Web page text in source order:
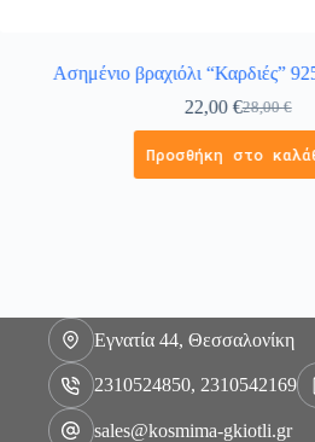
Ασημένιο βραχιόλι “Καρδιές”
28,00€
22,00 €
Προσθήκη στο
Εγνατία 44, Θεσσαλονίκη
2310524850, 2310542169
sales@kosmima-gkiotli.gr